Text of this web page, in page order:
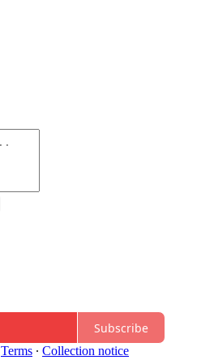
Subscribe
Terms ∙ Collection notice